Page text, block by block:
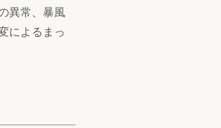
異常、暴風
によるまっ